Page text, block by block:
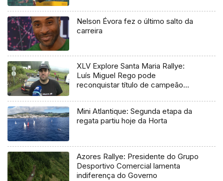
Nelson Évora fez o último salto da
carreira
XLV Explore Santa Maria Rallye:
Luís Miguel Rego pode
reconquistar título de campeão
Mini Atlantique: Segunda etapa da
regata partiu hoje da Horta
Azores Rallye: Presidente do Grupo
Desportivo Comercial lamenta
indiferença do Governo